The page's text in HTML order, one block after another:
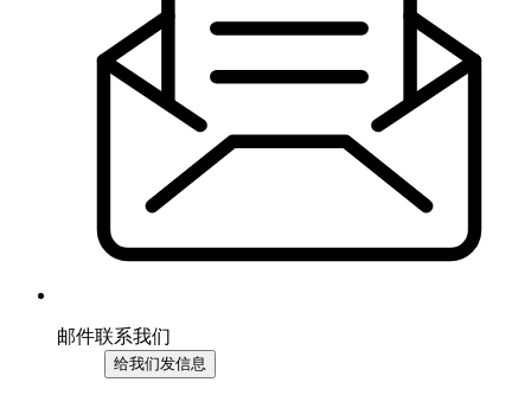
邮件联系我们
给我们发信息